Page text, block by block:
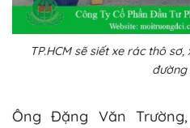
TP.HCM sẽ siết xe rác thô
đường
Ông Đặng Văn